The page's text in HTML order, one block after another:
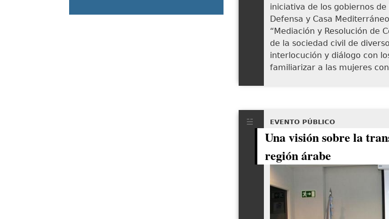
iniciativa de los gobiernos
Defensa y Casa
“Mediación y Resolución de
de la sociedad civil de
interlocución y diálogo con
familiarizar a las mujeres
EVENTO PÚBLICO
Una visión sobre la
región árabe